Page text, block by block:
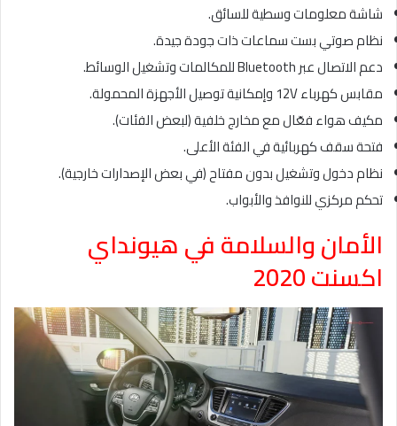
شاشة معلومات وسطية للسائق.
نظام صوتي بست سماعات ذات جودة جيدة.
دعم الاتصال عبر Bluetooth للمكالمات وتشغيل الوسائط.
مقابس كهرباء 12V وإمكانية توصيل الأجهزة المحمولة.
مكيف هواء فعّال مع مخارج خلفية (لبعض الفئات).
فتحة سقف كهربائية في الفئة الأعلى.
نظام دخول وتشغيل بدون مفتاح (في بعض الإصدارات خارجية).
تحكم مركزي للنوافذ والأبواب.
الأمان والسلامة في هيونداي
اكسنت 2020